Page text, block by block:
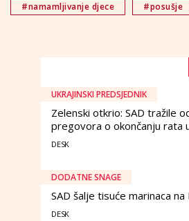
#namamljivanje djece #posušje
UKRAJINSKI PREDSJEDNIK
Zelenski otkrio: SAD tražile
pregovora o okončanju rata
DESK
DODATNE SNAGE
SAD šalje tisuće marinaca
DESK